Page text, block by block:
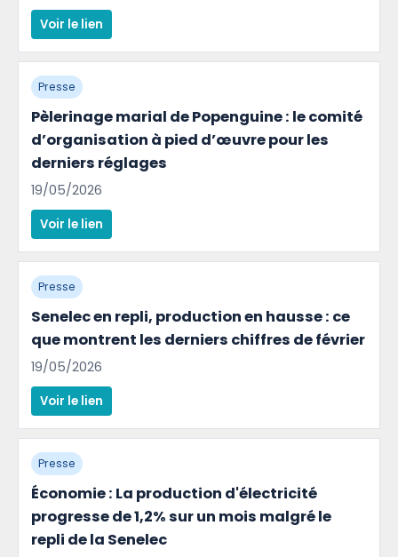
Voir le lien
Presse
Pèlerinage marial de Popenguine : le comité
d’organisation à pied d’œuvre pour les
derniers réglages
19/05/2026
Voir le lien
Presse
Senelec en repli, production en hausse : ce
que montrent les derniers chiffres de février
19/05/2026
Voir le lien
Presse
Économie : La production d'électricité
progresse de 1,2% sur un mois malgré le
repli de la Senelec